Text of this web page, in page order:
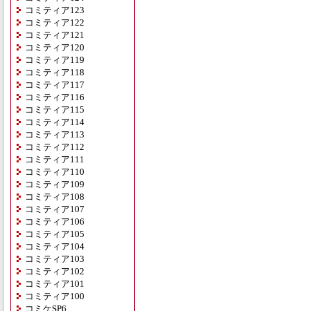
コミティア123
コミティア122
コミティア121
コミティア120
コミティア119
コミティア118
コミティア117
コミティア116
コミティア115
コミティア114
コミティア113
コミティア112
コミティア111
コミティア110
コミティア109
コミティア108
コミティア107
コミティア106
コミティア105
コミティア104
コミティア103
コミティア102
コミティア101
コミティア100
コミケSP6